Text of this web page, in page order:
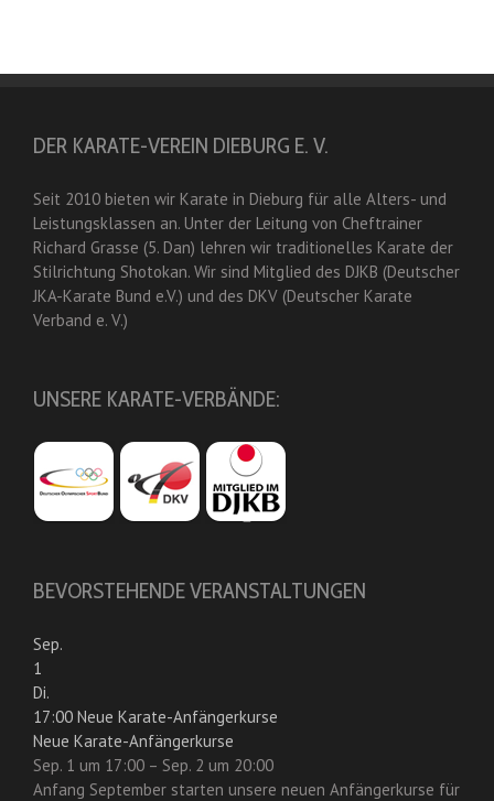
DER KARATE-VEREIN DIEBURG E. V.
Seit 2010 bieten wir Karate in Dieburg für alle Alters- und
Leistungsklassen an. Unter der Leitung von Cheftrainer
Richard Grasse (5. Dan) lehren wir traditionelles Karate der
Stilrichtung Shotokan. Wir sind Mitglied des DJKB (Deutscher
JKA-Karate Bund e.V.) und des DKV (Deutscher Karate
Verband e. V.)
UNSERE KARATE-VERBÄNDE:
BEVORSTEHENDE VERANSTALTUNGEN
Sep.
1
Di.
17:00 Neue Karate-Anfängerkurse
Neue Karate-Anfängerkurse
Sep. 1 um 17:00 – Sep. 2 um 20:00
Anfang September starten unsere neuen Anfängerkurse für